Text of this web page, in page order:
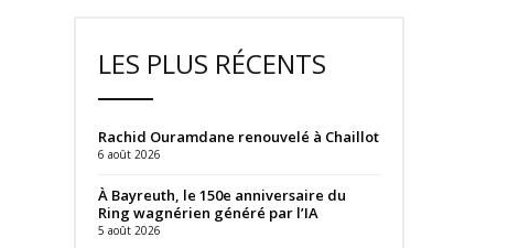
LES PLUS RÉCENTS
Rachid Ouramdane renouvelé à Chaillot
6 août 2026
À Bayreuth, le 150e anniversaire du
Ring wagnérien généré par l’IA
5 août 2026